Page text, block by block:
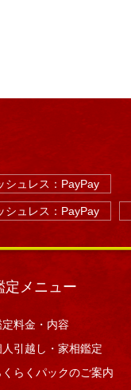
シュレス：PayPay
シュレス：PayPay
定メニュー
定料金・内容
人引越し・家相鑑定
くらくパックのご案内